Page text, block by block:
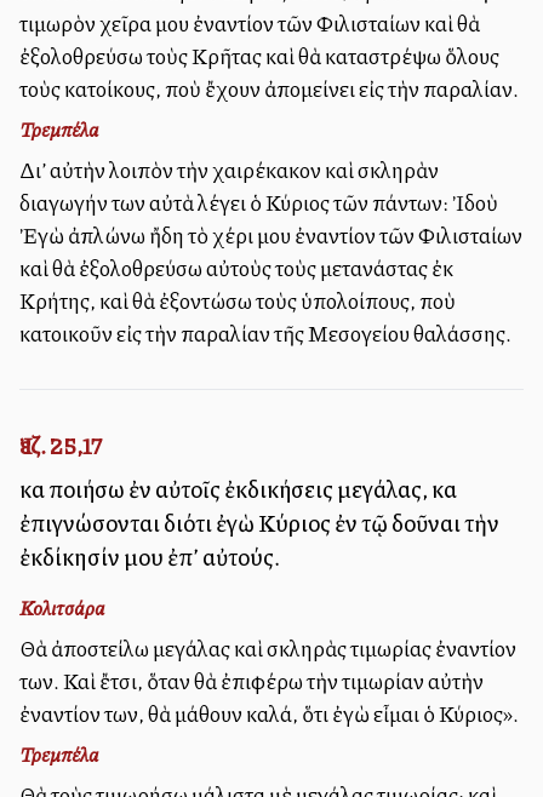
τιμωρὸν χεῖρα μου ἐναντίον τῶν Φιλισταίων καὶ θὰ
ἐξολοθρεύσω τοὺς Κρῆτας καὶ θὰ καταστρέψω ὅλους
τοὺς κατοίκους, ποὺ ἔχουν ἀπομείνει εἰς τὴν παραλίαν.
Τρεμπέλα
Δι’ αὐτὴν λοιπὸν τὴν χαιρέκακον καὶ σκληρὰν
διαγωγήν των αὐτὰ λέγει ὁ Κύριος τῶν πάντων: Ἰδοὺ
Ἐγὼ ἀπλώνω ἤδη τὸ χέρι μου ἐναντίον τῶν Φιλισταίων
καὶ θὰ ἐξολοθρεύσω αὐτοὺς τοὺς μετανάστας ἐκ
Κρήτης, καὶ θὰ ἐξοντώσω τοὺς ὑπολοίπους, ποὺ
κατοικοῦν εἰς τὴν παραλίαν τῆς Μεσογείου θαλάσσης.
Ἰεζ. 25,17
καὶ ποιήσω ἐν αὐτοῖς ἐκδικήσεις μεγάλας, καὶ
ἐπιγνώσονται διότι ἐγὼ Κύριος ἐν τῷ δοῦναι τὴν
ἐκδίκησίν μου ἐπ’ αὐτούς.
Κολιτσάρα
Θὰ ἀποστείλω μεγάλας καὶ σκληρὰς τιμωρίας ἐναντίον
των. Καὶ ἔτσι, ὅταν θὰ ἐπιφέρω τὴν τιμωρίαν αὐτὴν
ἐναντίον των, θὰ μάθουν καλά, ὅτι ἐγὼ εἶμαι ὁ Κύριος».
Τρεμπέλα